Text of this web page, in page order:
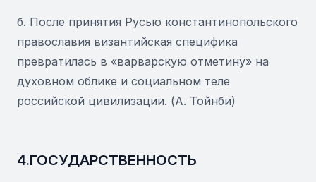
б. После принятия Русью константинопольского
православия византийская специфика
превратилась в «варварскую отметину» на
духовном облике и социальном теле
российской цивилизации. (А. Тойнби)
4.ГОСУДАРСТВЕННОСТЬ